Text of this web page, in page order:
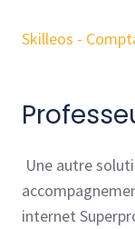
Skilleos -
Une autre
internet